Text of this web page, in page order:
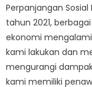
Perpanjangan
tahun 2021,
ekonomi
kami lakukan dan
mengurangi
kami memiliki